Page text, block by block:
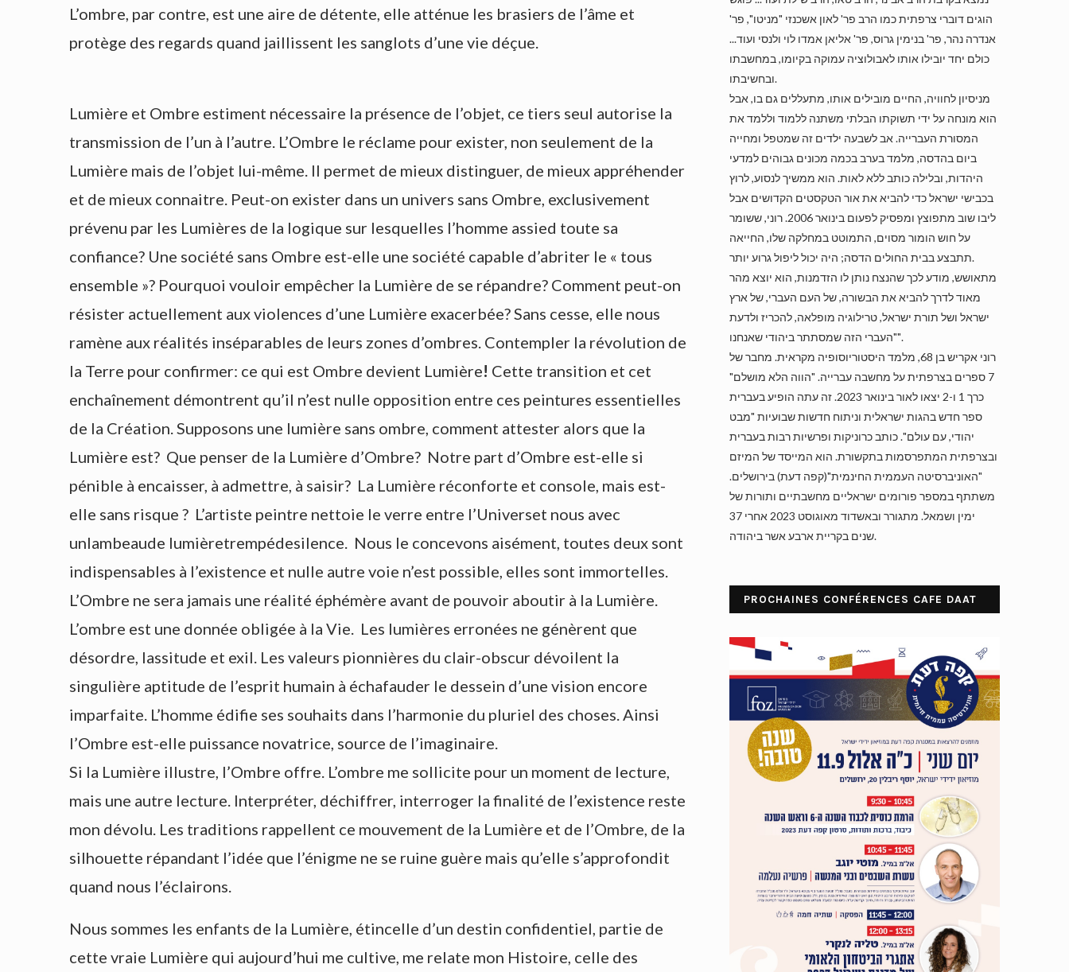
L’ombre, par contre, est une aire de détente, elle atténue les brasiers de l’âme et
protège des regards quand jaillissent les sanglots d’une vie déçue.
Lumière et Ombre estiment nécessaire la présence de l’objet, ce tiers seul autorise la
transmission de l’un à l’autre. L’Ombre le réclame pour exister, non seulement de la
Lumière mais de l’objet lui-même. Il permet de mieux distinguer, de mieux appréhender
et de mieux connaitre. Peut-on exister dans un univers sans Ombre, exclusivement
prévenu par les Lumières de la logique sur lesquelles l’homme assied toute sa
confiance? Une société sans Ombre est-elle une société capable d’abriter le « tous
ensemble »? Pourquoi vouloir empêcher la Lumière de se répandre? Comment peut-on
résister actuellement aux violences d’une Lumière exacerbée? Sans cesse, elle nous
ramène aux réalités inséparables de leurs zones d’ombres. Contempler la révolution de
la Terre pour confirmer: ce qui est Ombre devient Lumière! Cette transition et cet
enchaînement démontrent qu’il n’est nulle opposition entre ces peintures essentielles
de la Création. Supposons une lumière sans ombre, comment attester alors que la
Lumière est? Que penser de la Lumière d’Ombre? Notre part d’Ombre est-elle si
pénible à encaisser, à admettre, à saisir? La Lumière réconforte et console, mais est-
elle sans risque ? L’artiste peintre nettoie le verre entre l’Universet nous avec
unlambeaude lumièretrempédesilence. Nous le concevons aisément, toutes deux sont
indispensables à l’existence et nulle autre voie n’est possible, elles sont immortelles.
L’Ombre ne sera jamais une réalité éphémère avant de pouvoir aboutir à la Lumière.
L’ombre est une donnée obligée à la Vie. Les lumières erronées ne génèrent que
désordre, lassitude et exil. Les valeurs pionnières du clair-obscur dévoilent la
singulière aptitude de l’esprit humain à échafauder le dessein d’une vision encore
imparfaite. L’homme édifie ses souhaits dans l’harmonie du pluriel des choses. Ainsi
l’Ombre est-elle puissance novatrice, source de l’imaginaire.
Si la Lumière illustre, l’Ombre offre. L’ombre me sollicite pour un moment de lecture,
mais une autre lecture. Interpréter, déchiffrer, interroger la finalité de l’existence reste
mon dévolu. Les traditions rappellent ce mouvement de la Lumière et de l’Ombre, de la
silhouette répandant l’idée que l’énigme ne se ruine guère mais qu’elle s’approfondit
quand nous l’éclairons.
Nous sommes les enfants de la Lumière, étincelle d’un destin confidentiel, partie de
cette vraie Lumière qui aujourd’hui me cultive, me relate mon Histoire, celle des
הוגים דוברי צרפתית כמו הרב פר' לאון אשכנזי "מניטו", פר'
אנדרה נהר, פר' בנימין גרוס, פר' אליאן אמדו לוי ולנסי ועוד...
כולם יחד יובילו אותו לאבולוציה עמוקה בקיומו, במחשבתו
ובחשיבתו.
מניסיון לחוויה, החיים מובילים אותו, מתעללים גם בו, אבל
הוא מונחה על ידי תשוקתו הבלתי משתנה ללמוד וללמד את
המסורת העברייה. אב לשבעה ילדים זה שמטפל ומחייה
ביום בהדסה, מלמד בערב בכמה מכונים גבוהים למדעי
היהדות, ובלילה כותב ללא לאות. הוא ממשיך לנסוע, לרוץ
בכבישי ישראל כדי להביא את אור הטקסטים הקדושים אבל
ליבו שוב מתפוצץ ומפסיק לפעום בינואר 2006. רוני, ששומר
על חוש הומור מסוים, התמוטט במחלקה שלו, החייאה
תתבצע בבית החולים הדסה; היה יכול ליפול גרוע יותר.
מתאושש, מודע לכך שהנצח נותן לו הזדמנות, הוא יוצא מהר
מאוד לדרך להביא את הבשורה, של העם העברי, של ארץ
ישראל ושל תורת ישראל, טרילוגיה מופלאה, להכריז ולדעת
"העברי הזה שמסתתר ביהודי שאנחנו".
רוני אקריש בן 68, מלמד היסטוריוסופיה מקראית. מחבר של
7 ספרים בצרפתית על מחשבה עברייה. "הווה הלא מושלם"
כרך 1 ו-2 יצאו לאור בינואר 2023. זה עתה הופיע בעברית
ספר חדש בהגות ישראלית וניתוח חדשות שבועיות "מבט
יהודי, עם עולם". כותב כרוניקות ופרשיות רבות בעברית
ובצרפתית המתפרסמות בתקשורת. הוא המייסד של המיזם
"האוניברסיטה העממית החינמית"(קפה דעת) בירושלים.
משתתף במספר פורומים ישראליים מחשבתיים ותורות של
ימין ושמאל. מתגורר ובאשדוד מאוגוסט 2023 אחרי 37
שנים בקריית ארבע אשר ביהודה.
PROCHAINES CONFÉRENCES CAFE DAAT